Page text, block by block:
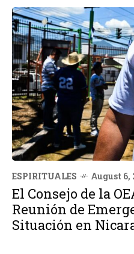
ESPIRITUALES August 6,
El Consejo de la
Reunión de
Situación en